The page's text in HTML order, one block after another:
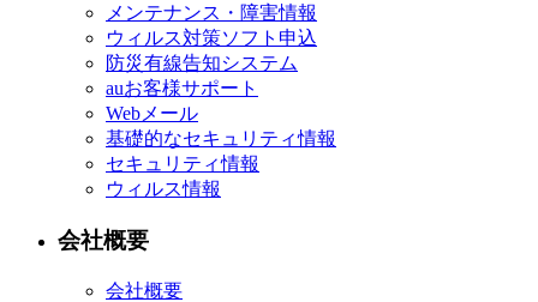
メンテナンス・障害情報
ウィルス対策ソフト申込
防災有線告知システム
auお客様サポート
Webメール
基礎的なセキュリティ情報
セキュリティ情報
ウィルス情報
会社概要
会社概要